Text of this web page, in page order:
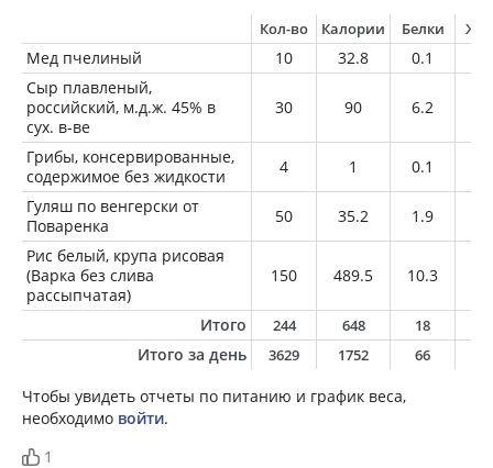
Кол-во Калории Белки
Мед пчелиный 10 32.8 0.1
Сыр плавленый,
российский, м.д.ж. 45% в
сух. в-ве
30 90 6.2
Грибы, консервированные,
содержимое без жидкости
4 1 0.1
Гуляш по венгерски от
Поваренка
50 35.2 1.9
Рис белый, крупа рисовая
(Варка без слива
рассыпчатая)
150 489.5 10.3
Итого 244 648 18
Итого за день 3629 1752 66
Чтобы увидеть отчеты по питанию и график веса,
необходимо войти.
1